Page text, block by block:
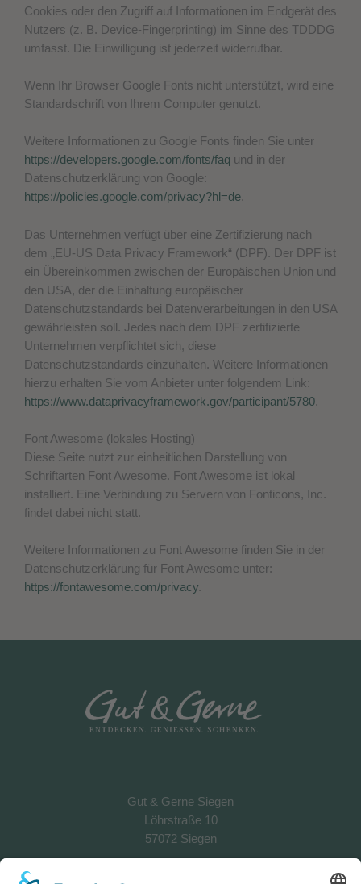
Cookies oder den Zugriff auf Informationen im Endgerät des
Nutzers (z. B. Device-Fingerprinting) im Sinne des TDDDG
umfasst. Die Einwilligung ist jederzeit widerrufbar.
Wenn Ihr Browser Google Fonts nicht unterstützt, wird eine
Standardschrift von Ihrem Computer genutzt.
Weitere Informationen zu Google Fonts finden Sie unter
https://developers.google.com/fonts/faq und in der
Datenschutzerklärung von Google:
https://policies.google.com/privacy?hl=de.
Das Unternehmen verfügt über eine Zertifizierung nach
dem „EU-US Data Privacy Framework“ (DPF). Der DPF ist
ein Übereinkommen zwischen der Europäischen Union und
den USA, der die Einhaltung europäischer
Datenschutzstandards bei Datenverarbeitungen in den USA
gewährleisten soll. Jedes nach dem DPF zertifizierte
Unternehmen verpflichtet sich, diese
Datenschutzstandards einzuhalten. Weitere Informationen
hierzu erhalten Sie vom Anbieter unter folgendem Link:
https://www.dataprivacyframework.gov/participant/5780.
Font Awesome (lokales Hosting)
Diese Seite nutzt zur einheitlichen Darstellung von
Schriftarten Font Awesome. Font Awesome ist lokal
installiert. Eine Verbindung zu Servern von Fonticons, Inc.
findet dabei nicht statt.
Weitere Informationen zu Font Awesome finden Sie in der
Datenschutzerklärung für Font Awesome unter:
https://fontawesome.com/privacy.
Gut & Gerne Siegen
Löhrstraße 10
57072 Siegen